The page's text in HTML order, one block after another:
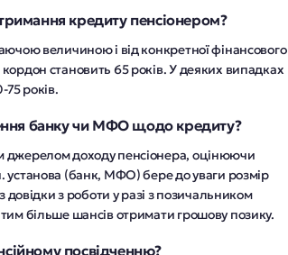
кредиту пенсіонером?
величиною і від конкретної фінансового
становить 65 років. У деяких випадках
років.
банку чи МФО щодо кредиту?
джерелом доходу пенсіонера, оцінюючи
установа (банк, МФО) бере до уваги розмір
довідки з роботи у разі з позичальником
більше шансів отримати грошову позику.
посвідченню?